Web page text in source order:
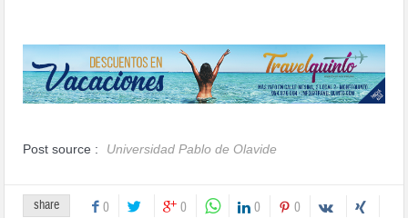
Post source : Universidad Pablo de Olavide
share 0 0 0 0